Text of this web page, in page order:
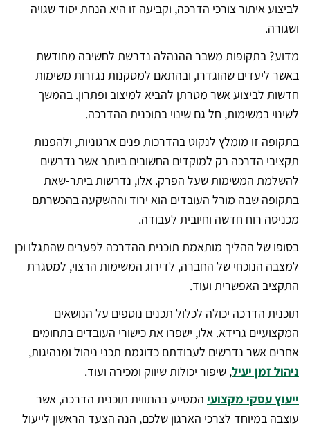
לביצוע איתור צורכי הדרכה, וקביעה זו היא הנחת יסוד שגויה
ושגורה.
מדוע? בתקופות משבר ההנהלה נדרשת לחשיבה מחודשת
באשר ליעדים שהוגדרו, ובהתאם למסקנות נגזרות משימות
חדשות לביצוע אשר מטרתן להביא למיצוב ופתרון. בהמשך
לשינוי במשימות, חל גם שינוי בתוכנית ההדרכה.
בתקופה זו מומלץ לנקוט בהדרכות פנים ארגוניות, ולהפנות
תקציבי הדרכה רק למוקדים החשובים ביותר אשר נדרשים
להשלמת המשימות שעל הפרק. אלו, נדרשות ביתר-שאת
בתקופה שבה מורל העובדים הוא ירוד וההשקעה בהכשרתם
מכניסה רוח חדשה וחיובית לעבודה.
בסופו של ההליך מותאמת תוכנית ההדרכה לפערים שהתגלו וכן
למצבה הנוכחי של החברה, לדירוג המשימות הרצוי, למסגרת
התקציב האפשרית ועוד.
תוכנית הדרכה יכולה לכלול תכנים נוספים על הנושאים
המקצועיים גרידא. אלו, ישפרו את כישורי העובדים בתחומים
אחרים אשר נדרשים לעבודתם כדוגמת תכני ניהול ומנהיגות,
ניהול זמן יעיל, שיפור יכולות שיווק ומכירה ועוד.
ייעוץ עסקי מקצועי המסייע בהתווית תוכנית הדרכה, אשר
עוצבה במיוחד לצרכי הארגון שלכם, הנה הצעד הראשון לייעול